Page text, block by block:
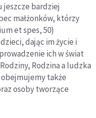
jeszcze bardziej
małżonków, którzy
et spes, 50)
dając im życie i
ich w świat
Rodzina a ludzka
obejmujemy także
osoby tworzące